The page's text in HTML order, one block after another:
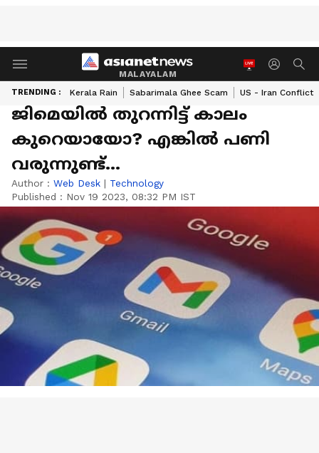
MALAYALAM
TRENDING : Kerala Rain Sabarimala Ghee Scam US - Iran Conflict
ജിമെയിൽ തുറന്നിട്ട് കാലം
കുറെയായോ? എങ്കില്‍ പണി
വരുന്നുണ്ട്...
Author : Web Desk | Technology
Published : Nov 19 2023, 08:32 PM IST